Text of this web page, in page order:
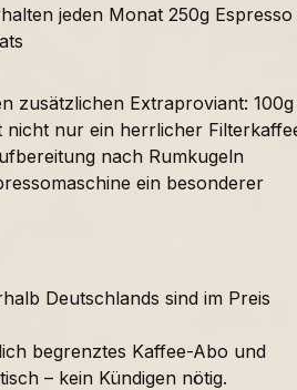
jeden Monat 250g Espresso
zusätzlichen Extraproviant: 100g
nicht nur ein herrlicher
nach Rumkugeln
ein besonderer
Deutschlands sind im Preis
begrenztes Kaffee-Abo und
– kein Kündigen nötig.